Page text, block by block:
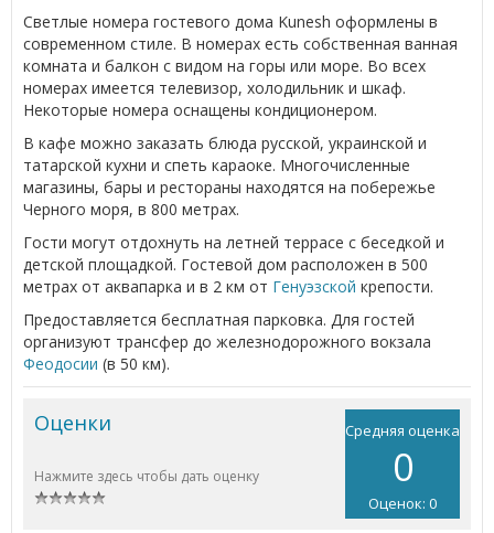
Светлые номера гостевого дома Kunesh оформлены в
современном стиле. В номерах есть собственная ванная
комната и балкон с видом на горы или море. Во всех
номерах имеется телевизор, холодильник и шкаф.
Некоторые номера оснащены кондиционером.
В кафе можно заказать блюда русской, украинской и
татарской кухни и спеть караоке. Многочисленные
магазины, бары и рестораны находятся на побережье
Черного моря, в 800 метрах.
Гости могут отдохнуть на летней террасе с беседкой и
детской площадкой. Гостевой дом расположен в 500
метрах от аквапарка и в 2 км от Генуэзской крепости.
Предоставляется бесплатная парковка. Для гостей
организуют трансфер до железнодорожного вокзала
Феодосии (в 50 км).
Средняя оценка
0
Оценок: 0
Оценки
Нажмите здесь чтобы дать оценку